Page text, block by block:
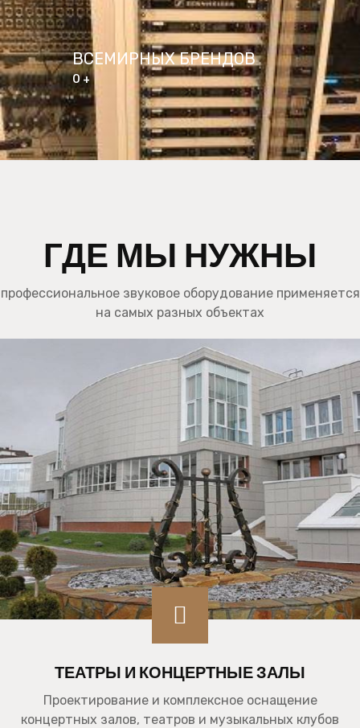
ВСЕМИРНЫХ БРЕНДОВ
0+
ГДЕ МЫ НУЖНЫ
профессиональное звуковое оборудование применяется
на самых разных объектах
ТЕАТРЫ И КОНЦЕРТНЫЕ ЗАЛЫ
Проектирование и комплексное оснащение
концертных залов, театров и музыкальных клубов